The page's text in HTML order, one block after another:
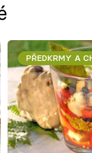
PŘEDKRMY A